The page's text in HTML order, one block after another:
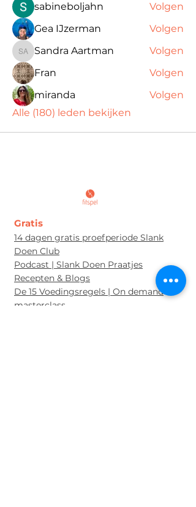
sabineboljahn
Volgen
Gea IJzerman
Volgen
Sandra Aartman
Sandra Aartman
Volgen
Fran
Volgen
miranda
Volgen
Alle (180) leden bekijken
Gratis
14 dagen gratis proefperiode Slank
Doen Club
Podcast | Slank Doen Praatjes
Recepten & Blogs
De 15 Voedingsregels | On demand
masterclass